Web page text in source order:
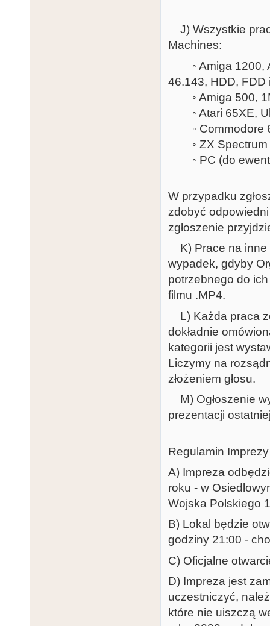
J) Wszystkie
Machines:
◦ Amiga 1200,
46.143, HDD, FDD
◦ Amiga 500,
◦ Atari 65XE,
◦ Commodore
◦ ZX Spectrum
◦ PC (do
W przypadku
zdobyć
zgłoszenie
K) Prace na inne
wypadek, gdyby
potrzebnego do
filmu .MP4.
L) Każda praca
dokładnie
kategorii jest
Liczymy na
złożeniem głosu.
M) Ogłoszenie
prezentacji
Regulamin Imprezy
A) Impreza
roku - w
Wojska Polskiego
B) Lokal będzie
godziny 21:00 -
C) Oficjalne
D) Impreza jest
uczestniczyć,
które nie uiszczą